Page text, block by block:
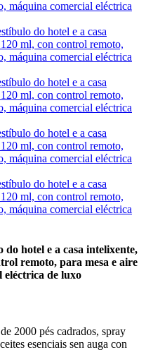
hotel e a casa intelixente,
remoto, para mesa e aire
eléctrica de luxo
2000 pés cadrados, spray
esenciais sen auga con